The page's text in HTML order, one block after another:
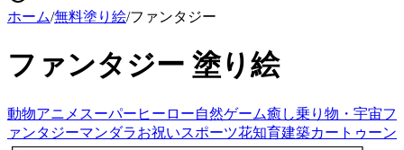
ホーム/無料塗り絵/ファンタジー
ファンタジー 塗り絵
動物アニメ スーパーヒーロー自然ゲーム癒し乗り物・宇宙フ
ァンタジーマンダラお祝いスポーツ花知育建築カートゥーン